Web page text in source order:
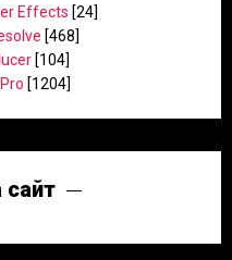
Effects [24]
[468]
[104]
[1204]
сайт